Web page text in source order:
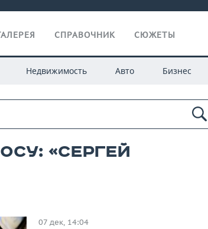
СПРАВОЧНИК СЮЖЕТЫ
Недвижимость Авто Бизнес
«сергей
07 дек, 14:04